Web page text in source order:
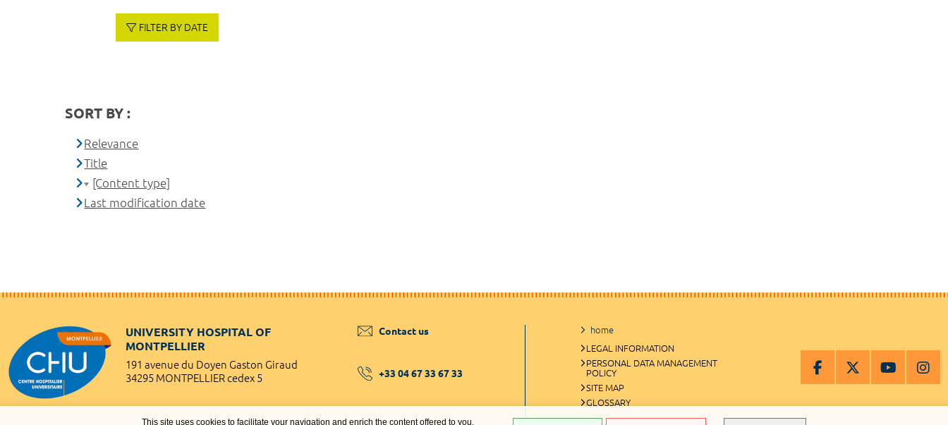
This site uses cookies to facilitate your navigation and enrich the content offered to you.
FILTER BY DATE
SORT BY :
Relevance
Title
[Content type]
Last modification date
UNIVERSITY HOSPITAL OF
MONTPELLIER
191 avenue du Doyen Gaston Giraud
34295 MONTPELLIER cedex 5
Contact us
+33 04 67 33 67 33
home
LEGAL INFORMATION
PERSONAL DATA MANAGEMENT
POLICY
SITE MAP
GLOSSARY